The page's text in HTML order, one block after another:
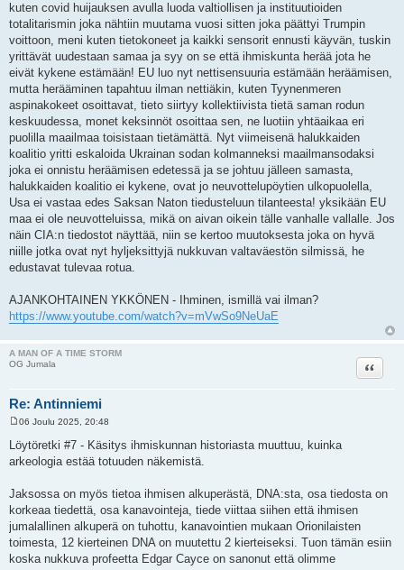
kuten covid huijauksen avulla luoda valtiollisen ja instituutioiden
totalitarismin joka nähtiin muutama vuosi sitten joka päättyi Trumpin
voittoon, meni kuten tietokoneet ja kaikki sensorit ennusti käyvän, tuskin
yrittävät uudestaan samaa ja syy on se että ihmiskunta herää jota he
eivät kykene estämään! EU luo nyt nettisensuuria estämään heräämisen,
mutta herääminen tapahtuu ilman nettiäkin, kuten Tyynenmeren
aspinakokeet osoittavat, tieto siirtyy kollektiivista tietä saman rodun
keskuudessa, monet keksinnöt osoittaa sen, ne luotiin yhtäaikaa eri
puolilla maailmaa toisistaan tietämättä. Nyt viimeisenä halukkaiden
koalitio yritti eskaloida Ukrainan sodan kolmanneksi maailmansodaksi
joka ei onnistu heräämisen edetessä ja se johtuu jälleen samasta,
halukkaiden koalitio ei kykene, ovat jo neuvottelupöytien ulkopuolella,
Usa ei vastaa edes Saksan Naton tiedusteluun tilanteesta! yksikään EU
maa ei ole neuvotteluissa, mikä on aivan oikein tälle vanhalle vallalle. Jos
näin CIA:n tiedostot näyttää, niin se kertoo muutoksesta joka on hyvä
niille jotka ovat nyt hyljeksittyjä nukkuvan valtaväestön silmissä, he
edustavat tulevaa rotua.
AJANKOHTAINEN YKKÖNEN - Ihminen, ismillä vai ilman?
https://www.youtube.com/watch?v=mVwSo9NeUaE
A MAN OF A TIME STORM
OG Jumala
Re: Antinniemi
Lainaa
i
e
s
06 Joulu 2025, 20:48
Löytöretki #7 - Käsitys ihmiskunnan historiasta muuttuu, kuinka
arkeologia estää totuuden näkemistä.
Jaksossa on myös tietoa ihmisen alkuperästä, DNA:sta, osa tiedosta on
korkeaa tiedettä, osa kanavointeja, tiede viittaa siihen että ihmisen
jumalallinen alkuperä on tuhottu, kanavointien mukaan Orionilaisten
toimesta, 12 kierteinen DNA on muutettu 2 kierteiseksi. Tuon tämän esiin
koska nukkuva profeetta Edgar Cayce on sanonut että olimme